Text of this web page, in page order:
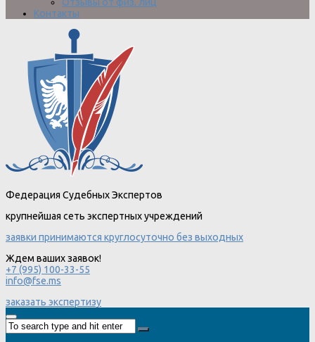
Отзывы от физ. лиц
Контакты
Федерация Судебных Экспертов
крупнейшая сеть экспертных учреждений
заявки принимаются круглосуточно без выходных
Ждем ваших заявок!
+7 (995) 100-33-55
info@fse.ms
заказать экспертизу